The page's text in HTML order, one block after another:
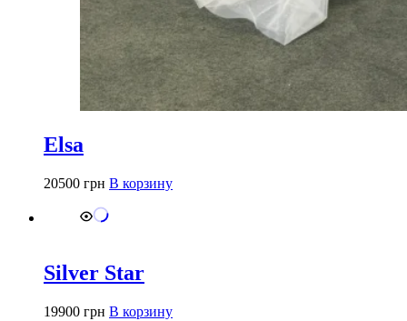
Elsa
20500 грн В корзину
Silver Star
19900 грн В корзину